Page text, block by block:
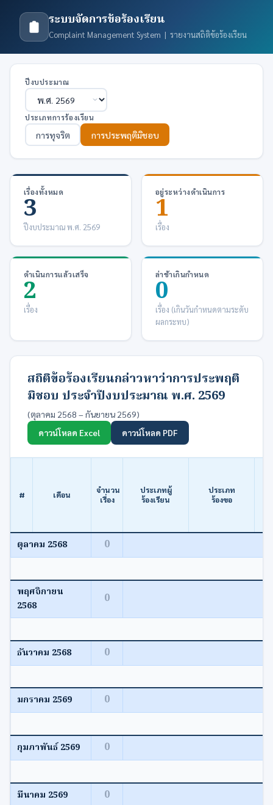
ระบบจัดการข้อร้องเรียน
Complaint Management System | รายงานสถิติข้อร้องเรียน
ปีงบประมาณ
ประเภทการร้องเรียน
การทุจริต การประพฤติมิชอบ
เรื่องทั้งหมด
3
ปีงบประมาณ พ.ศ. 2569
อยู่ระหว่างดำเนินการ
1
เรื่อง
ดำเนินการแล้วเสร็จ
2
เรื่อง
ล่าช้าเกินกำหนด
0
เรื่อง (เกินวันกำหนดตามระดับ
ผลกระทบ)
สถิติข้อร้องเรียนกล่าวหาว่าการประพฤติ
มิชอบ ประจำปีงบประมาณ พ.ศ. 2569
(ตุลาคม 2568 – กันยายน 2569)
ดาวน์โหลด Excel
ดาวน์โหลด PDF
# เดือน
จำนวน
เรื่อง
ประเภทผู้
ร้องเรียน
ประเภท
ร้องขอ
ตุลาคม 2568 0
พฤศจิกายน
2568
0
ธันวาคม 2568 0
มกราคม 2569 0
กุมภาพันธ์ 2569 0
มีนาคม 2569 0